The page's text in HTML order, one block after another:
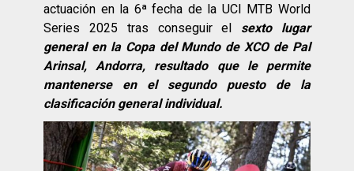
actuación en la 6ª fecha de la UCI MTB World
Series 2025 tras conseguir el sexto lugar
general en la Copa del Mundo de XCO de Pal
Arinsal, Andorra, resultado que le permite
mantenerse en el segundo puesto de la
clasificación general individual.